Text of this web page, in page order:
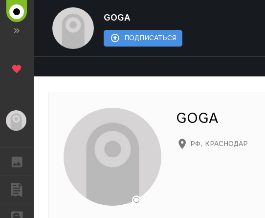
ГАЛЕРЕЯ
ПУБЛИКАЦИИ
GOGA
ПОДПИСАТЬСЯ
GOGA
РФ, КРАСНОДАР